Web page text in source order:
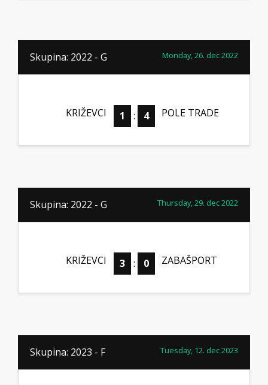
Skupina: 2022 - G Monday, 26. dec 2022
KRIŽEVCI 1 : 4 POLE TRADE
Skupina: 2022 - G Thursday, 29. dec 2022
KRIŽEVCI 3 : 0 ZABAŠPORT
Skupina: 2023 - F Tuesday, 12. dec 2023